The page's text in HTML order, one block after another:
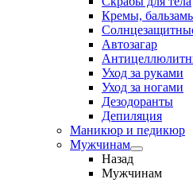
Кремы,
Автозагар
Уход за руками
Уход за ногами
Дезодоранты
Депиляция
Маникюр и педикюр
Мужчинам
Назад
Мужчинам